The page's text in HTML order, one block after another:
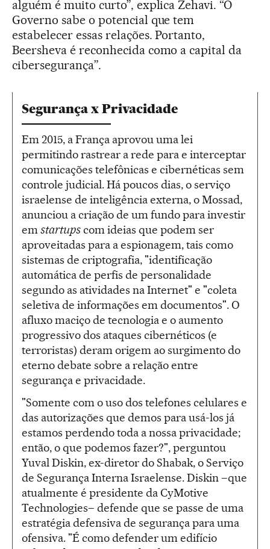
alguém é muito curto”, explica Zehavi. “O
Governo sabe o potencial que tem
estabelecer essas relações. Portanto,
Beersheva é reconhecida como a capital da
cibersegurança”.
Segurança x Privacidade
Em 2015, a França aprovou uma lei
permitindo rastrear a rede para e interceptar
comunicações telefônicas e cibernéticas sem
controle judicial. Há poucos dias, o serviço
israelense de inteligência externa, o Mossad,
anunciou a criação de um fundo para investir
emstartupscom ideias que podem ser
aproveitadas para a espionagem, tais como
sistemas de criptografia, "identificação
automática de perfis de personalidade
segundo as atividades na Internet" e "coleta
seletiva de informações em documentos". O
afluxo maciço de tecnologia e o aumento
progressivo dos ataques cibernéticos (e
terroristas) deram origem ao surgimento do
eterno debate sobre a relação entre
segurança e privacidade.
"Somente com o uso dos telefones celulares e
das autorizações que demos para usá-los já
estamos perdendo toda a nossa privacidade;
então, o que podemos fazer?", perguntou
Yuval Diskin, ex-diretor do Shabak, o Serviço
de Segurança Interna Israelense. Diskin –que
atualmente é presidente da CyMotive
Technologies– defende que se passe de uma
estratégia defensiva de segurança para uma
ofensiva. "É como defender um edifício